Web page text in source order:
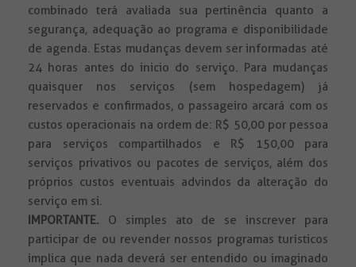
combinado terá avaliada sua pertinência quanto a
segurança, adequação ao programa e disponibilidade
de agenda. Estas mudanças devem ser informadas até
24 horas antes do inicio do serviço. Para mudanças
quaisquer nos serviços (sem hospedagem) já
reservados e confirmados, o passageiro arcará com os
custos operacionais na ordem de: R$ 50,00 por pessoa
para serviços compartilhados e R$ 150,00 para
serviços privativos ou pacotes de serviços, além dos
próprios custos eventuais advindos da alteração do
serviço em si.
IMPORTANTE. O simples ato de se inscrever para
participar de ou revender nossos programas turísticos
implica que nada deverá ser entendido ou imaginado